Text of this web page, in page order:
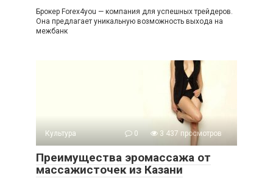
Брокер Forex4you — компания для успешных трейдеров.
Она предлагает уникальную возможность выхода на
межбанк
Культура 0 3 437 просмотров
Преимущества эромассажа от
массажисточек из Казани